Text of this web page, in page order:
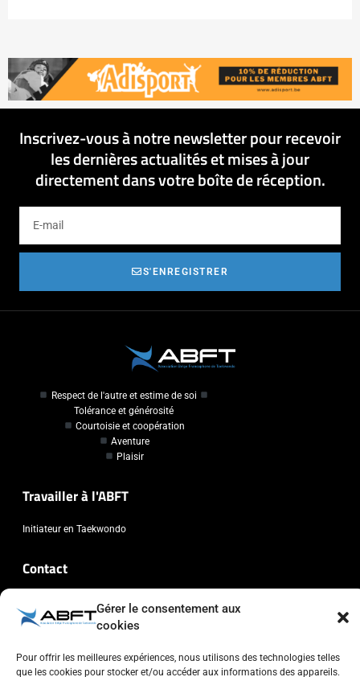
Gérer le consentement aux
cookies
Pour offrir les meilleures expériences, nous utilisons des technologies telles
que les cookies pour stocker et/ou accéder aux informations des appareils.
Inscrivez-vous à notre newsletter pour recevoir
les dernières actualités et mises à jour
directement dans votre boîte de réception.
S'ENREGISTRER
Respect de l'autre et estime de soi
Tolérance et générosité
Courtoisie et coopération
Aventure
Plaisir
Travailler à l'ABFT
Initiateur en Taekwondo
Contact
Association Belge Francophone de Taekwondo
Chaussée de Wavre, 2057 - 1160 Auderghem
+32 (0)2 347 34 77